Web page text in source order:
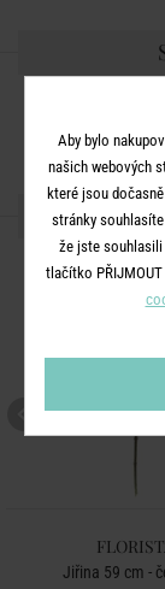
Jiřina 59 cm -
Aby bylo
našich webových
které jsou
stránky
že jste
tlačítko